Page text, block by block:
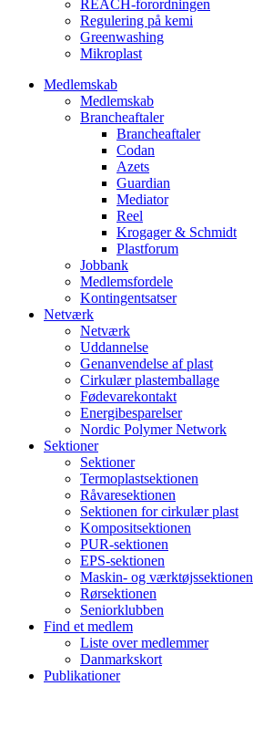
REACH-forordningen
Regulering på kemi
Greenwashing
Mikroplast
Medlemskab
Medlemskab
Brancheaftaler
Brancheaftaler
Codan
Azets
Guardian
Mediator
Reel
Krogager & Schmidt
Plastforum
Jobbank
Medlemsfordele
Kontingentsatser
Netværk
Netværk
Uddannelse
Genanvendelse af plast
Cirkulær plastemballage
Fødevarekontakt
Energibesparelser
Nordic Polymer Network
Sektioner
Sektioner
Termoplastsektionen
Råvaresektionen
Sektionen for cirkulær plast
Kompositsektionen
PUR-sektionen
EPS-sektionen
Maskin- og værktøjssektionen
Rørsektionen
Seniorklubben
Find et medlem
Liste over medlemmer
Danmarkskort
Publikationer